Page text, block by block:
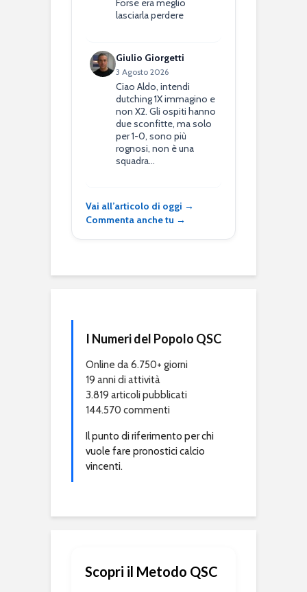
Forse era meglio
lasciarla perdere
Giulio Giorgetti
3 Agosto 2026
Ciao Aldo, intendi
dutching 1X immagino e
non X2. Gli ospiti hanno
due sconfitte, ma solo
per 1-0, sono più
rognosi, non è una
squadra…
Vai all’articolo di oggi →
Commenta anche tu →
I Numeri del Popolo QSC
Online da 6.750+ giorni
19 anni di attività
3.819 articoli pubblicati
144.570 commenti
Il punto di riferimento per chi
vuole fare pronostici calcio
vincenti.
Scopri il Metodo QSC